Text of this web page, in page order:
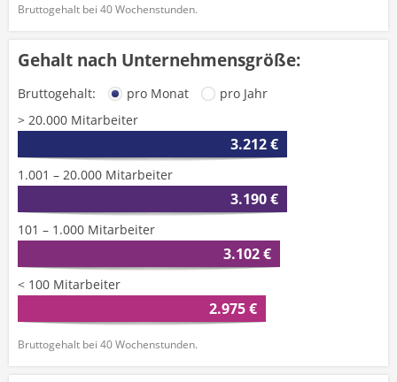
Bruttogehalt bei 40 Wochenstunden.
Gehalt nach Unternehmensgröße:
Bruttogehalt: pro Monat
pro Jahr
> 20.000 Mitarbeiter
3.212 €
1.001 – 20.000 Mitarbeiter
3.190 €
101 – 1.000 Mitarbeiter
3.102 €
< 100 Mitarbeiter
2.975 €
Bruttogehalt bei 40 Wochenstunden.